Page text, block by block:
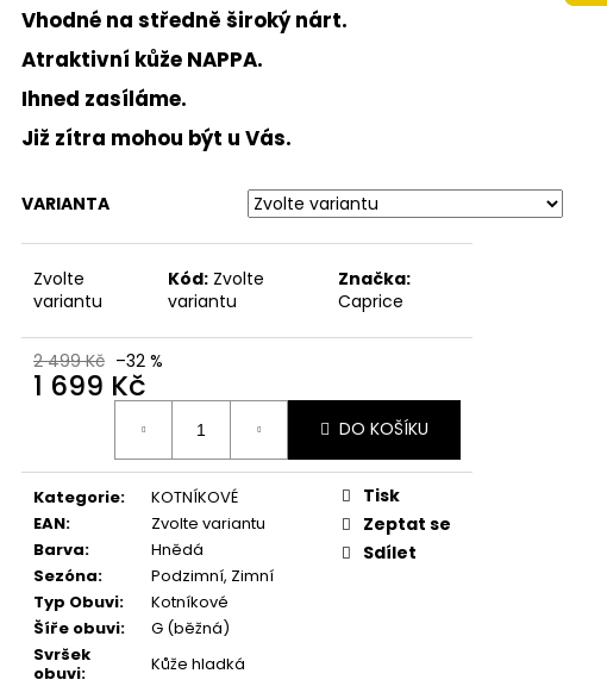
Vhodné na středně široký nárt.
Atraktivní kůže NAPPA.
Ihned zasíláme.
Již zítra mohou být u Vás.
VARIANTA
Zvolte
variantu
Kód: Zvolte
variantu
Značka:
Caprice
2 499 Kč –32 %
1 699 Kč
DO KOŠÍKU
Kategorie:
KOTNÍKOVÉ
EAN:
Zvolte variantu
Barva:
Hnědá
Sezóna:
Podzimní, Zimní
Typ Obuvi:
Kotníkové
Šíře obuvi:
G (běžná)
Svršek
obuvi:
Kůže hladká
Tisk
Zeptat se
Sdílet
SANDÁLY NA VYŠŠÍM KLÍNKU
BÉŽOVÉ